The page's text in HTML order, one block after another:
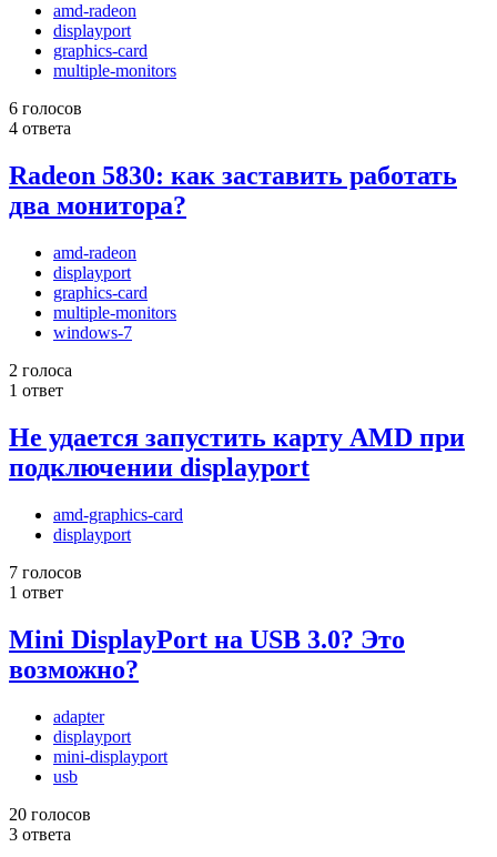
amd-radeon
displayport
graphics-card
multiple-monitors
6 голосов
4 ответа
Radeon 5830: как заставить работать
два монитора?
amd-radeon
displayport
graphics-card
multiple-monitors
windows-7
2 голоса
1 ответ
Не удается запустить карту AMD при
подключении displayport
amd-graphics-card
displayport
7 голосов
1 ответ
Mini DisplayPort на USB 3.0? Это
возможно?
adapter
displayport
mini-displayport
usb
20 голосов
3 ответа